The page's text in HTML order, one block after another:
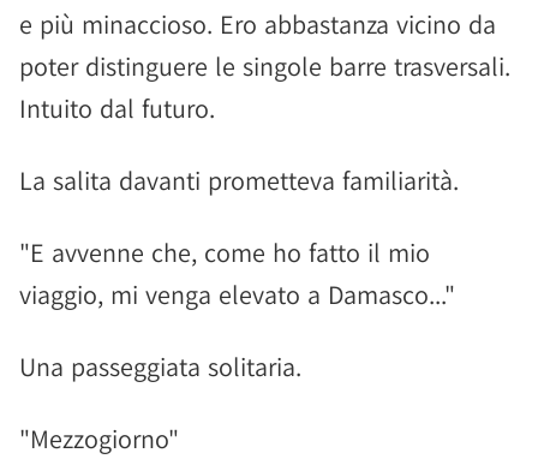
e più minaccioso. Ero abbastanza vicino da
poter distinguere le singole barre trasversali.
Intuito dal futuro.
La salita davanti prometteva familiarità.
"E avvenne che, come ho fatto il mio
viaggio, mi venga elevato a Damasco..."
Una passeggiata solitaria.
"Mezzogiorno"